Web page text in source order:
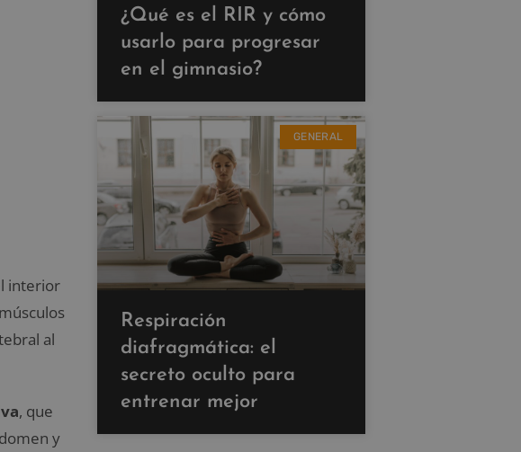
interior
al
, que
y
¿Qué es el RIR y cómo
usarlo para progresar
en el gimnasio?
GENERAL
Respiración
diafragmática: el
secreto oculto para
entrenar mejor